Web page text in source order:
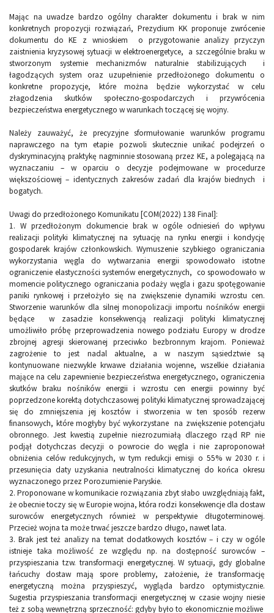
Mając na uwadze bardzo ogólny charakter dokumentu i brak w nim
konkretnych propozycji rozwiązań, Prezydium KK proponuje zwrócenie
dokumentu do KE z wnioskiem o przygotowanie analizy przyczyn
zaistnienia kryzysowej sytuacji w elektroenergetyce, a szczególnie braku w
stworzonym systemie mechanizmów naturalnie stabilizujących i
łagodzących system oraz uzupełnienie przedłożonego dokumentu o
konkretne propozycje, które można będzie wykorzystać w celu
złagodzenia skutków społeczno-gospodarczych i przywrócenia
bezpieczeństwa energetycznego w warunkach toczącej się wojny.
Należy zauważyć, że precyzyjne sformułowanie warunków programu
naprawczego na tym etapie pozwoli skutecznie unikać podejrzeń o
dyskryminacyjną praktykę nagminnie stosowaną przez KE, a polegającą na
wyznaczaniu – w oparciu o decyzje podejmowane w procedurze
większościowej – identycznych zakresów zadań dla krajów biednych i
bogatych.
Uwagi do przedłożonego Komunikatu [COM(2022) 138 Final]:
1. W przedłożonym dokumencie brak w ogóle odniesień do wpływu
realizacji polityki klimatycznej na sytuację na rynku energii i kondycję
gospodarek krajów członkowskich. Wymuszenie szybkiego ograniczania
wykorzystania węgla do wytwarzania energii spowodowało istotne
ograniczenie elastyczności systemów energetycznych, co spowodowało w
momencie politycznego ograniczania podaży węgla i gazu spotęgowanie
paniki rynkowej i przełożyło się na zwiększenie dynamiki wzrostu cen.
Stworzenie warunków dla silnej monopolizacji importu nośników energii
będące w zasadzie konsekwencją realizacji polityki klimatycznej
umożliwiło próbę przeprowadzenia nowego podziału Europy w drodze
zbrojnej agresji skierowanej przeciwko bezbronnym krajom. Ponieważ
zagrożenie to jest nadal aktualne, a w naszym sąsiedztwie są
kontynuowane niezwykle krwawe działania wojenne, wszelkie działania
mające na celu zapewnienie bezpieczeństwa energetycznego, ograniczenia
skutków braku nośników energii i wzrostu cen energii powinny być
poprzedzone korektą dotychczasowej polityki klimatycznej sprowadzającej
się do zmniejszenia jej kosztów i stworzenia w ten sposób rezerw
finansowych, które mogłyby być wykorzystane na zwiększenie potencjału
obronnego. Jest kwestią zupełnie niezrozumiałą dlaczego rząd RP nie
podjął dotychczas decyzji o powrocie do węgla i nie zaproponował
obniżenia celów redukcyjnych, w tym redukcji emisji o 55% w 2030 r. i
przesunięcia daty uzyskania neutralności klimatycznej do końca okresu
wyznaczonego przez Porozumienie Paryskie.
2. Proponowane w komunikacie rozwiązania zbyt słabo uwzględniają fakt,
że obecnie toczy się w Europie wojna, która rodzi konsekwencje dla dostaw
surowców energetycznych również w perspektywie długoterminowej.
Przecież wojna ta może trwać jeszcze bardzo długo, nawet lata.
3. Brak jest też analizy na temat dodatkowych kosztów – i czy w ogóle
istnieje taka możliwość ze względu np. na dostępność surowców –
przyspieszania tzw. transformacji energetycznej. W sytuacji, gdy globalne
łańcuchy dostaw mają spore problemy, założenie, że transformację
energetyczną można przyspieszyć, wygląda bardzo optymistycznie.
Sugestia przyspieszania transformacji energetycznej w czasie wojny niesie
też z sobą wewnętrzną sprzeczność: gdyby było to ekonomicznie możliwe